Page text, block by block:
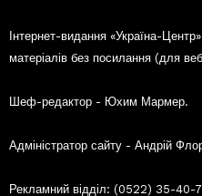
Інтернет-видання «Україна-
матеріалів без посилання (для
Шеф-редактор - Юхим Мармер.
Адміністратор сайту - Андрій
Рекламний відділ: (0522) 35-40-